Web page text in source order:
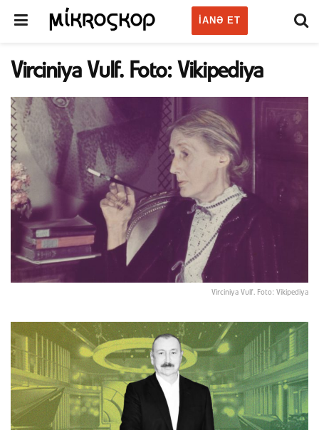
IANƏ ET
Virciniya Vulf. Foto: Vikipediya
Virciniya Vulf. Foto: Vikipediya